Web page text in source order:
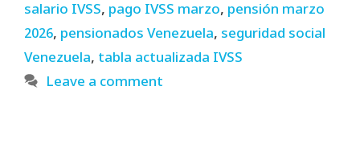
salario IVSS, pago IVSS marzo, pensión marzo
2026, pensionados Venezuela, seguridad social
Venezuela, tabla actualizada IVSS
Leave a comment